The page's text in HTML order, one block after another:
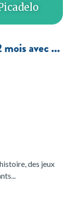
mois avec ...
des jeux